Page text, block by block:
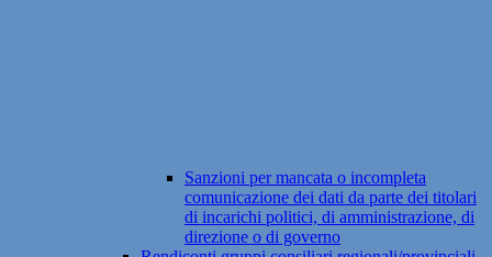
Sanzioni per mancata o incompleta
comunicazione dei dati da parte dei titolari
di incarichi politici, di amministrazione, di
direzione o di governo